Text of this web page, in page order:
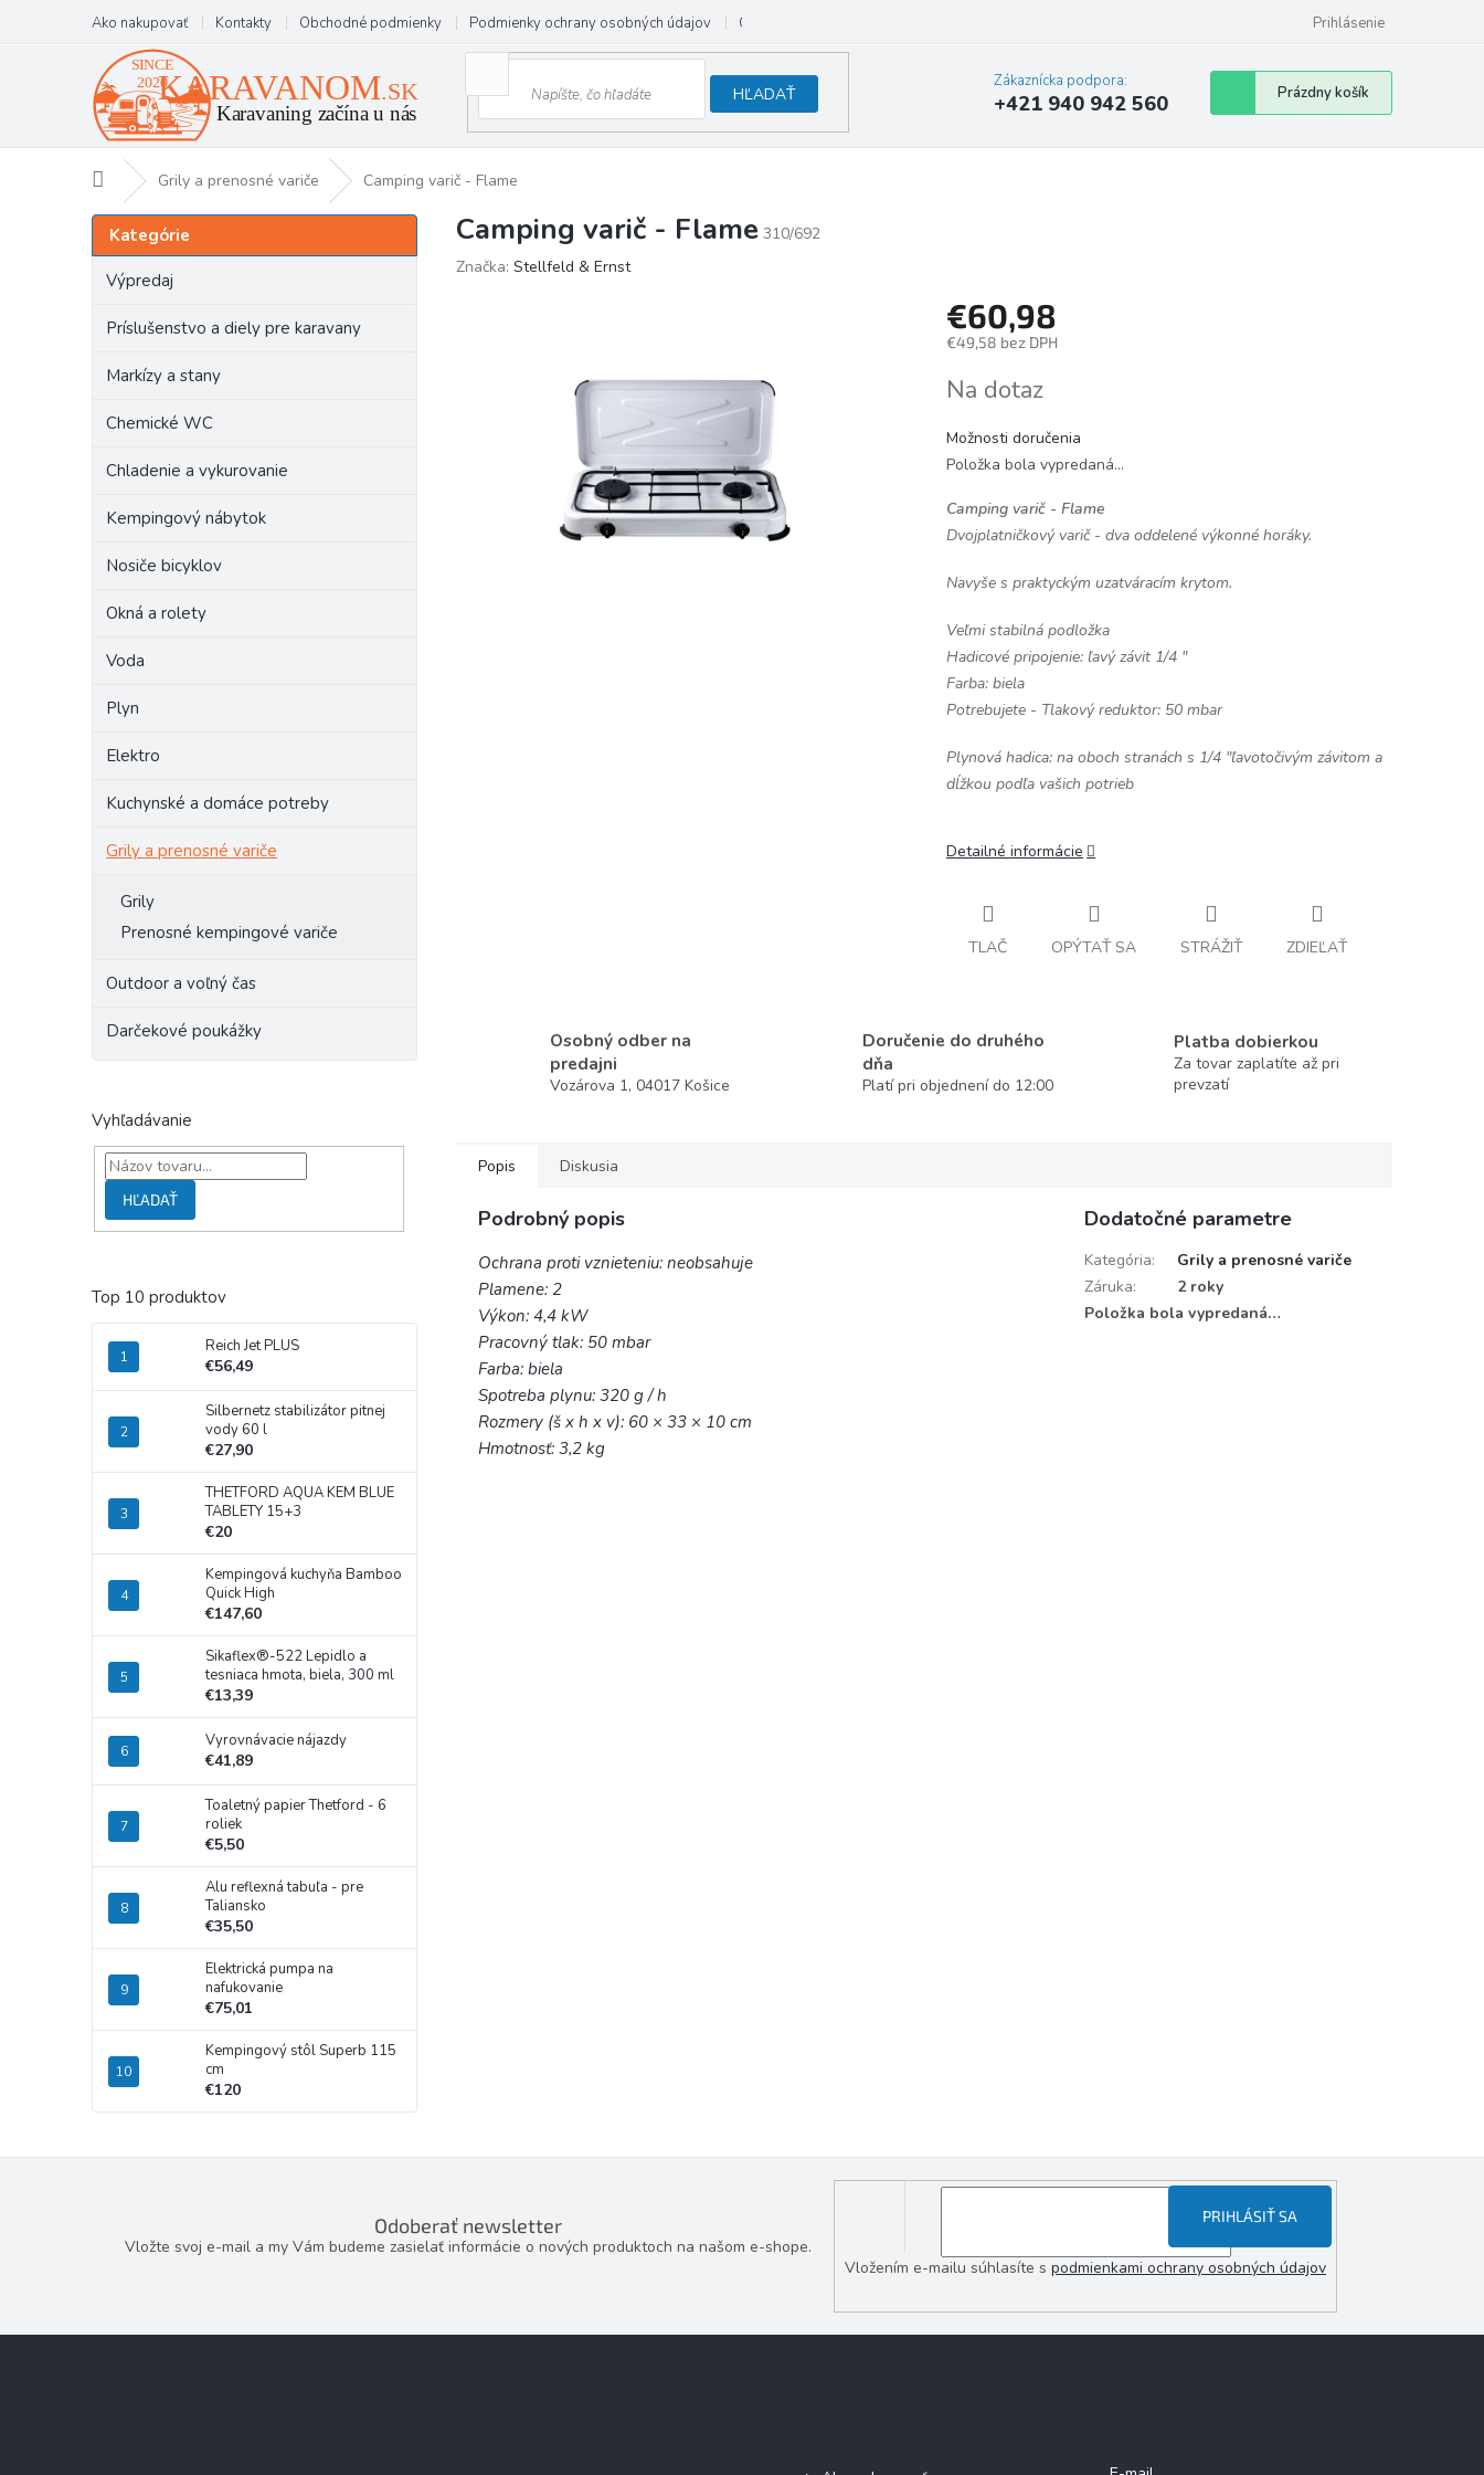
obsah
Ako nakupovať Kontakty Obchodné podmienky Podmienky ochrany osobných údajov Odstúpenie od zmluvy Prihlásenie
HĽADAŤ
Zákaznícka podpora:
+421 940 942 560
Nákupný
košík
Prázdny košík
DomovGrily a prenosné variče Camping varič - Flame
B
o
Preskočiť
kategórie
Kategórie
Výpredaj
Príslušenstvo a diely pre karavany
Markízy a stany
Chemické WC
Chladenie a vykurovanie
Kempingový nábytok
Nosiče bicyklov
Okná a rolety
Voda
Plyn
Elektro
Kuchynské a domáce potreby
Grily a prenosné variče
Grily
Prenosné kempingové variče
Outdoor a voľný čas
Darčekové poukážky
Vyhľadávanie
HĽADAŤ
Top 10 produktov
Reich Jet PLUS
€56,49
Silbernetz stabilizátor pitnej
vody 60 l
€27,90
THETFORD AQUA KEM BLUE
TABLETY 15+3
€20
Kempingová kuchyňa Bamboo
Quick High
€147,60
Sikaflex®-522 Lepidlo a
tesniaca hmota, biela, 300 ml
€13,39
Vyrovnávacie nájazdy
€41,89
Toaletný papier Thetford - 6
roliek
€5,50
Alu reflexná tabuľa - pre
Taliansko
€35,50
Elektrická pumpa na
nafukovanie
€75,01
Kempingový stôl Superb 115
cm
€120
Camping varič - Flame 310/692
Značka: Stellfeld & Ernst
€60,98
€49,58 bez DPH
cena:
Na dotaz
Možnosti doručenia
Položka bola vypredaná…
Camping varič - Flame
Dvojplatničkový varič - dva oddelené výkonné horáky.
Navyše s praktyckým uzatváracím krytom.
Veľmi stabilná podložka
Hadicové pripojenie: ľavý závit 1/4 "
Farba: biela
Potrebujete - Tlakový reduktor: 50 mbar
Plynová hadica: na oboch stranách s 1/4 "ľavotočivým závitom a
dĺžkou podľa vašich potrieb
Detailné informácie
TLAČ OPÝTAŤ SA STRÁŽIŤ ZDIEĽAŤ
Osobný odber na
predajni
Vozárova 1, 04017 Košice
Doručenie do druhého
dňa
Platí pri objednení do 12:00
Platba dobierkou
Za tovar zaplatíte až pri
prevzatí
Popis Diskusia
Podrobný popis
Ochrana proti vznieteniu: neobsahuje
Plamene: 2
Výkon: 4,4 kW
Pracovný tlak: 50 mbar
Farba: biela
Spotreba plynu: 320 g / h
Rozmery (š x h x v): 60 × 33 × 10 cm
Hmotnosť: 3,2 kg
Dodatočné parametre
Kategória:
Grily a prenosné variče
Záruka:
2 roky
Položka bola vypredaná…
Odoberať newsletter
Vložte svoj e-mail a my Vám budeme zasielať informácie o nových produktoch na našom e-shope.
Vložením e-mailu súhlasíte s podmienkami ochrany osobných údajov
PRIHLÁSIŤ SA